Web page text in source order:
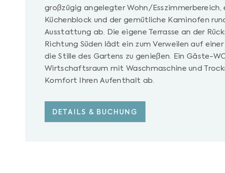
großzügig angelegter Wohn/Esszimmerbereich,
Küchenblock und der gemütliche Kaminofen
Ausstattung ab. Die eigene Terrasse an der
Richtung Süden lädt ein zum Verweilen auf einer
die Stille des Gartens zu genießen. Ein Gäste-
Wirtschaftsraum mit Waschmaschine und
Komfort Ihren Aufenthalt ab.
DETAILS & BUCHUNG